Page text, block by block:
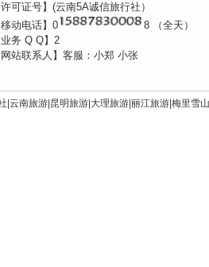
许可证号】(云南5A诚信旅行社）
移动电话】0
8 （全天）
业务 Q Q】2
网站联系人】客服：小郑 小张
| 云南旅游 昆明旅游 大理旅游 丽江旅游 梅里雪山